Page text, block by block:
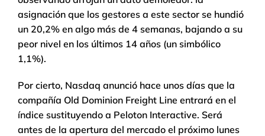
asignación que los gestores a este sector se hundió
un 20,2% en algo más de 4 semanas, bajando a su
peor nivel en los últimos 14 años (un simbólico
1,1%).
Por cierto, Nasdaq anunció hace unos días que la
compañía Old Dominion Freight Line entrará en el
índice sustituyendo a Peloton Interactive. Será
antes de la apertura del mercado el próximo lunes